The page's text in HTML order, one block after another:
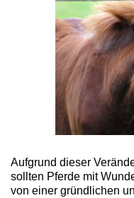
Aufgrund dieser
sollten Pferde mit
von einer gründlichen